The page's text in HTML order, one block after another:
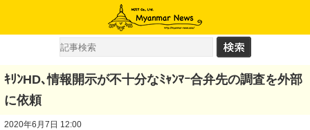
ｷﾘﾝHD､情報開示が不十分なﾐｬﾝﾏｰ合弁先の調査を外部
に依頼
2020年6月7日 12:00